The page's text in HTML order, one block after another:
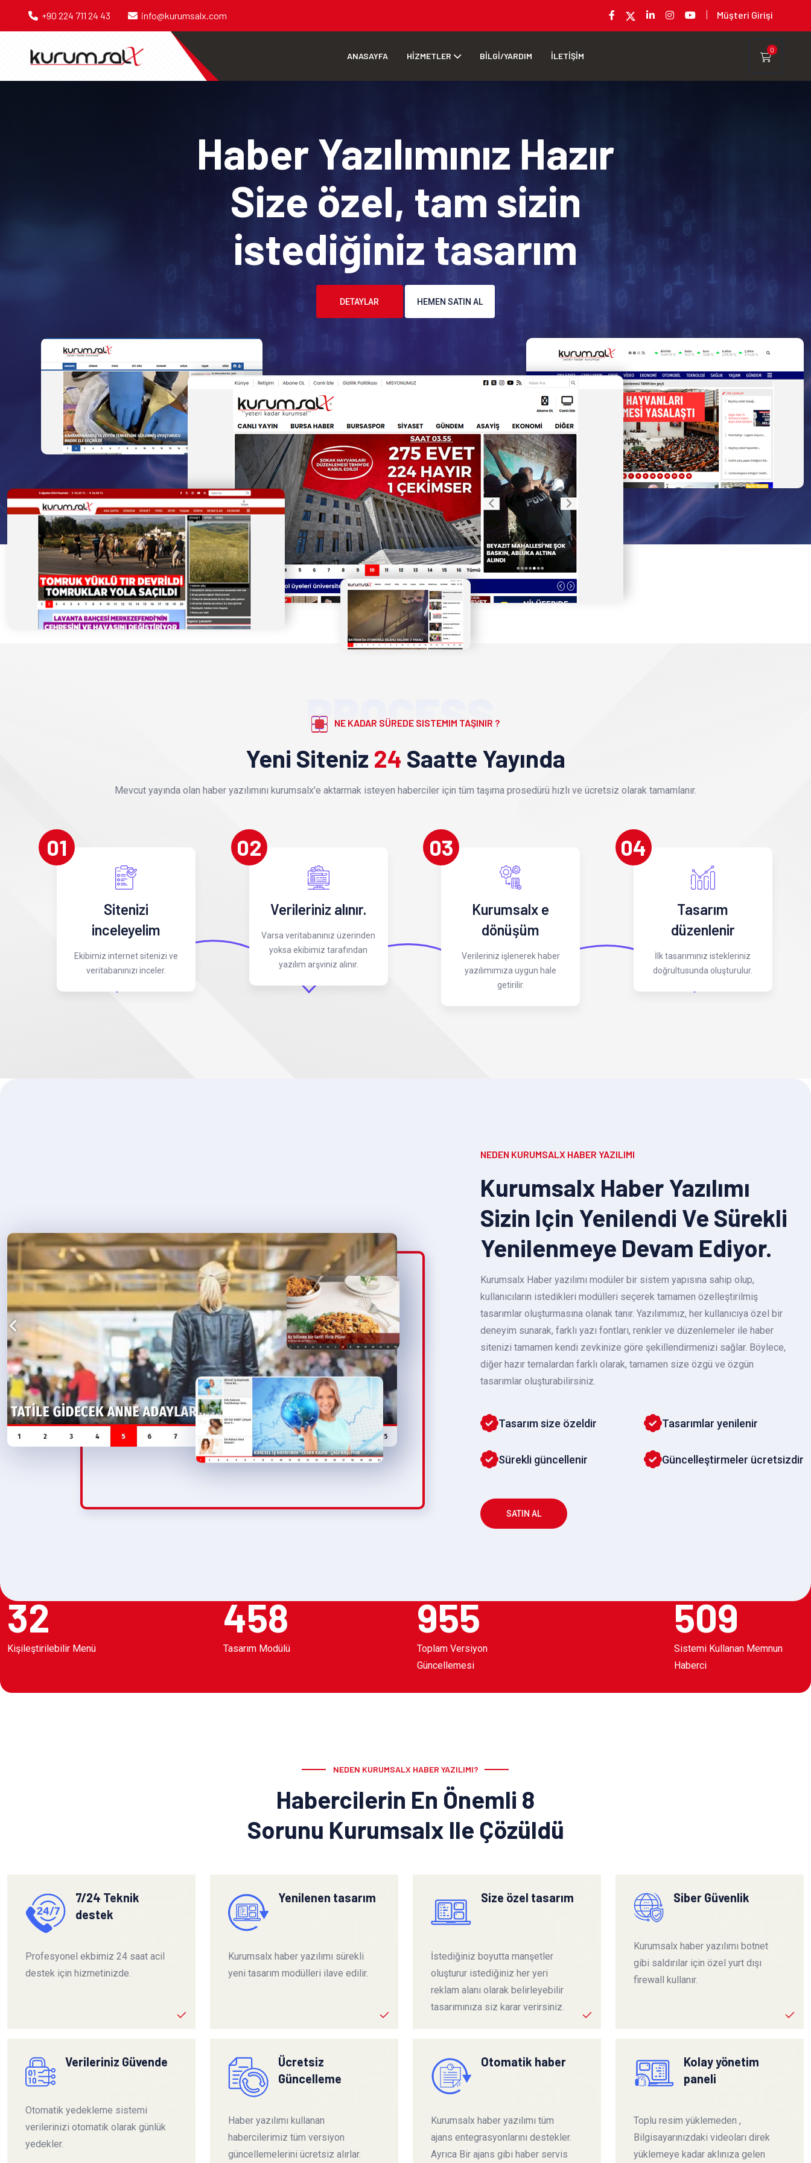
+90 224 711 24 43 info@kurumsalx.com Müşteri Girişi
ANASAYFA HİZMETLER BİLGİ/YARDIM İLETİŞİM
0
Haber Yazılımınız Hazır
Size özel, tam sizin
istediğiniz tasarım
DETAYLAR HEMEN SATIN AL
PROCESS
NE KADAR SÜREDE SISTEMIM TAŞINIR ?
Yeni Siteniz 24 Saatte Yayında
Mevcut yayında olan haber yazılımını kurumsalx'e aktarmak isteyen haberciler için tüm taşıma prosedürü hızlı ve ücretsiz olarak tamamlanır.
01
Sitenizi
inceleyelim
Ekibimiz internet sitenizi ve
veritabanınızı inceler.
02
Verileriniz alınır.
Varsa veritabanınız üzerinden
yoksa ekibimiz tarafından
yazılım arşviniz alınır.
03
Kurumsalx e
dönüşüm
Verileriniz işlenerek haber
yazılımımıza uygun hale
getirilir.
04
Tasarım
düzenlenir
İlk tasarımınız istekleriniz
doğrultusunda oluşturulur.
NEDEN KURUMSALX HABER YAZILIMI
Kurumsalx Haber Yazılımı
Sizin Için Yenilendi Ve Sürekli
Yenilenmeye Devam Ediyor.
Kurumsalx Haber yazılımı modüler bir sistem yapısına sahip olup,
kullanıcıların istedikleri modülleri seçerek tamamen özelleştirilmiş
tasarımlar oluşturmasına olanak tanır. Yazılımımız, her kullanıcıya özel bir
deneyim sunarak, farklı yazı fontları, renkler ve düzenlemeler ile haber
sitenizi tamamen kendi zevkinize göre şekillendirmenizi sağlar. Böylece,
diğer hazır temalardan farklı olarak, tamamen size özgü ve özgün
tasarımlar oluşturabilirsiniz.
Tasarım size özeldir
Sürekli güncellenir
Tasarımlar yenilenir
Güncelleştirmeler ücretsizdir
SATIN AL
32
Kişileştirilebilir Menü
458
Tasarım Modülü
955
Toplam Versiyon
Güncellemesi
509
Sistemi Kullanan Memnun
Haberci
NEDEN KURUMSALX HABER YAZILIMI?
Habercilerin En Önemli 8
Sorunu Kurumsalx Ile Çözüldü
7/24 Teknik
destek
Profesyonel ekbimiz 24 saat acil
destek için hizmetinizde.
Yenilenen tasarım
Kurumsalx haber yazılımı sürekli
yeni tasarım modülleri ilave edilir.
Size özel tasarım
İstediğiniz boyutta manşetler
oluşturur istediğiniz her yeri
reklam alanı olarak belirleyebilir
tasarımınıza siz karar verirsiniz.
Siber Güvenlik
Kurumsalx haber yazılımı botnet
gibi saldırılar için özel yurt dışı
firewall kullanır.
Verileriniz Güvende
Otomatik yedekleme sistemi
verilerinizi otomatik olarak günlük
yedekler.
Ücretsiz
Güncelleme
Haber yazılımı kullanan
habercilerimiz tüm versiyon
güncellemelerini ücretsiz alırlar.
Otomatik haber
Kurumsalx haber yazılımı tüm
ajans entegrasyonlarını destekler.
Ayrıca Bir ajans gibi haber servis
Kolay yönetim
paneli
Toplu resim yüklemeden ,
Bilgisayarınızdaki videoları direk
yüklemeye kadar aklınıza gelen